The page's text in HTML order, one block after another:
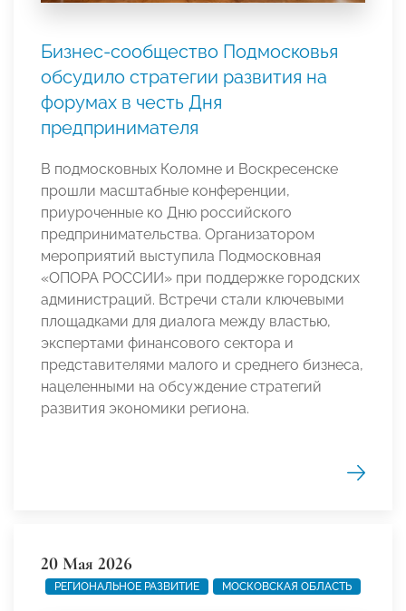
Бизнес-сообщество Подмосковья
обсудило стратегии развития на
форумах в честь Дня
предпринимателя
В подмосковных Коломне и Воскресенске
прошли масштабные конференции,
приуроченные ко Дню российского
предпринимательства. Организатором
мероприятий выступила Подмосковная
«ОПОРА РОССИИ» при поддержке городских
администраций. Встречи стали ключевыми
площадками для диалога между властью,
экспертами финансового сектора и
представителями малого и среднего бизнеса,
нацеленными на обсуждение стратегий
развития экономики региона.
20 Мая 2026
РЕГИОНАЛЬНОЕ РАЗВИТИЕ МОСКОВСКАЯ ОБЛАСТЬ